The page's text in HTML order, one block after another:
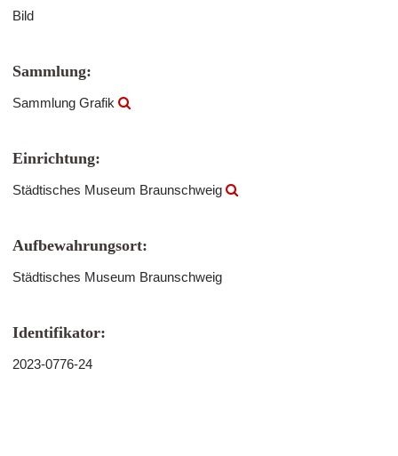
Bild
Sammlung:
Sammlung Grafik
Einrichtung:
Städtisches Museum Braunschweig
Aufbewahrungsort:
Städtisches Museum Braunschweig
Identifikator:
2023-0776-24